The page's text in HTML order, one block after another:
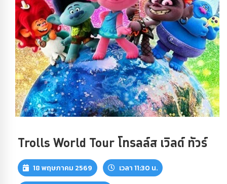
Trolls World Tour โทรลล์ส เวิลด์ ทัวร์
18 พฤษภาคม 2569 เวลา 11:30 น.